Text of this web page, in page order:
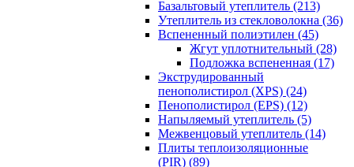
Базальтовый утеплитель (213)
Утеплитель из стекловолокна (36)
Вспененный полиэтилен (45)
Жгут уплотнительный (28)
Подложка вспененная (17)
Экструдированный
пенополистирол (XPS) (24)
Пенополистирол (EPS) (12)
Напыляемый утеплитель (5)
Межвенцовый утеплитель (14)
Плиты теплоизоляционные
(PIR) (89)